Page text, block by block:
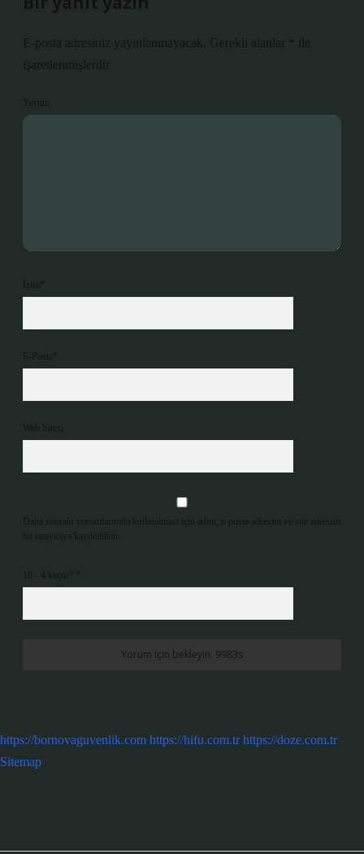
E-posta adresiniz yayınlanmayacak. Gerekli alanlar
ile
işaretlenmişlerdir
Yorum
İsim*
E-Posta*
Web Sitesi
Daha sonraki yorumlarımda kullanılması için adım, e-posta adresim ve site adresim
bu tarayıcıya kaydedilsin.
10 - 4 kaçtır?
https://bornovaguvenlik.com https://hifu.com.tr https://doze.com.tr
Sitemap